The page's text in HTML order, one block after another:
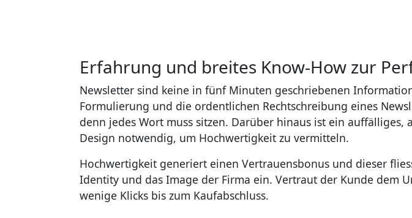
Erfahrung und breites Know-How zur
Newsletter sind keine in fünf Minuten geschriebenen
Formulierung und die ordentlichen Rechtschreibung eines
denn jedes Wort muss sitzen. Darüber hinaus ist ein
Design notwendig, um Hochwertigkeit zu vermitteln.
Hochwertigkeit generiert einen Vertrauensbonus und dieser
Identity und das Image der Firma ein. Vertraut der Kunde dem
wenige Klicks bis zum Kaufabschluss.